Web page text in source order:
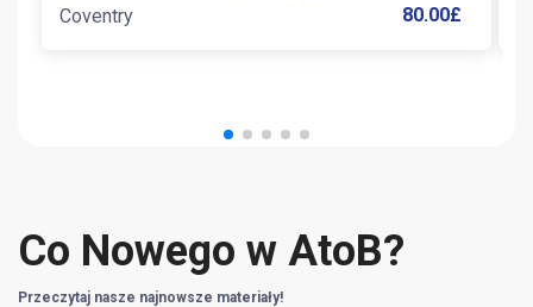
Coventry
80.00£
Co Nowego w AtoB?
Przeczytaj nasze najnowsze materiały!